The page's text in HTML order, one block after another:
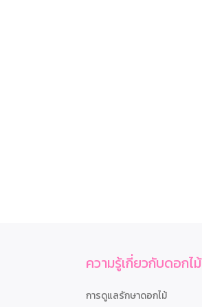
ความรู้เกี่ยวกับดอกไม้
การดูแลรักษาดอกไม้